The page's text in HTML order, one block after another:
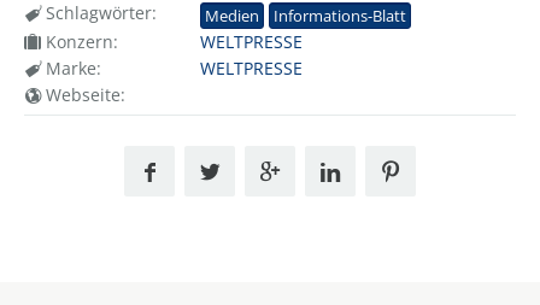
Schlagwörter:
Medien Informations-Blatt
Konzern:
WELTPRESSE
Marke:
WELTPRESSE
Webseite: